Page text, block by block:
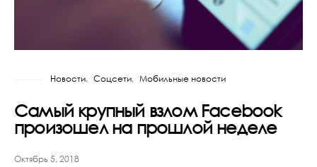
Новости Соцсети Мобильные новости
Самый крупный взлом Facebook
произошел на прошлой неделе
Октябрь 5, 2018